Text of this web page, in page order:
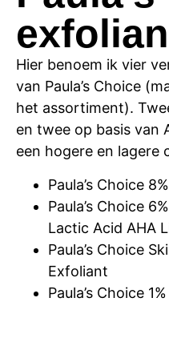
Hier benoem ik vier
van Paula’s Choice
het assortiment).
en twee op basis van
een hogere en lagere
Paula’s Choice
Paula’s Choice
Lactic Acid AHA
Paula’s Choice
Exfoliant
Paula’s Choice